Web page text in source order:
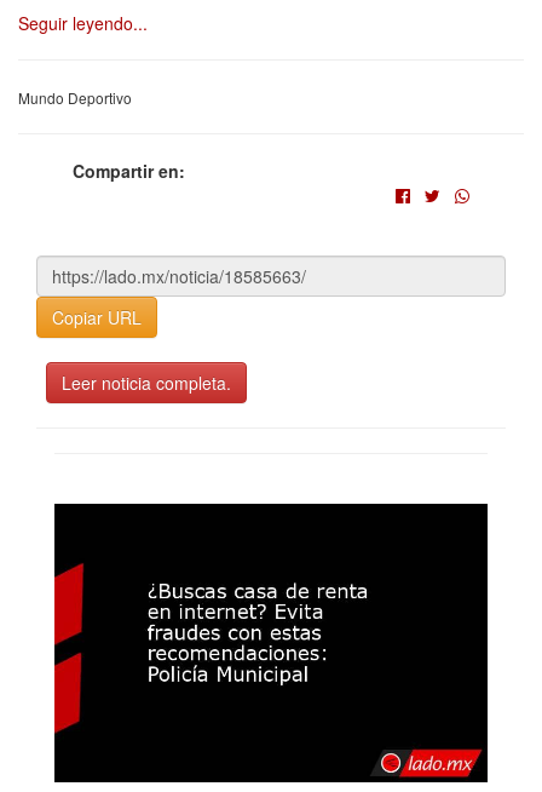
Seguir leyendo...
Mundo Deportivo
Compartir en:
Copiar URL
Leer noticia completa.